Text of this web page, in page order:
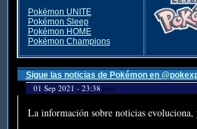
Pokémon UNITE
Pokémon Sleep
Pokémon HOME
Pokémon Champions
Sigue las noticias de Pokémon en
01 Sep 2021 - 23:38 por
La información sobre noticias evoluciona,